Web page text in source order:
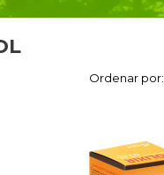
Ordenar por: